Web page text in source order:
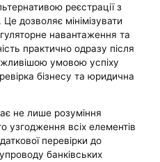
реєстрації з
дозволяє мінімізувати
навантаження та
практично одразу після
умовою успіху
бізнесу та юридична
не лише розуміння
узгодження всіх елементів
перевірки до
банківських